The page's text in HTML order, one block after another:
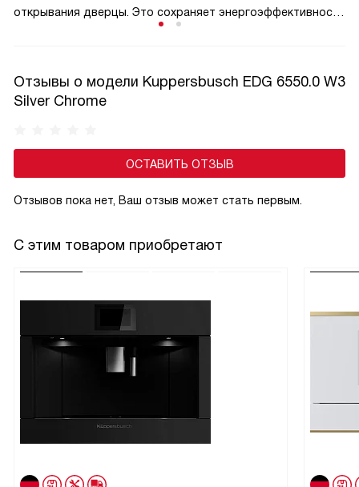
открывания дверцы. Это сохраняет энергоэффективность
светодиодные индикаторы и умные уведомления
упрощают управление. Точная индикация исключает
предсказуемым.
Отзывы о модели Kuppersbusch EDG 6550.0 W3
Silver Chrome
ОСТАВИТЬ ОТЗЫВ
Отзывов пока нет, Ваш отзыв может стать первым.
С этим товаром приобретают